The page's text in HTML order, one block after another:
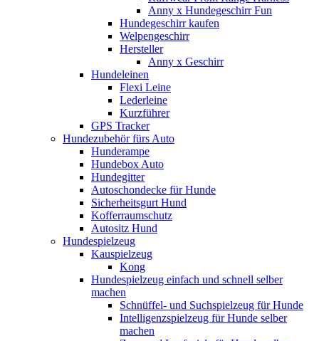
Anny x Hundegeschirr Fun
Hundegeschirr kaufen
Welpengeschirr
Hersteller
Anny x Geschirr
Hundeleinen
Flexi Leine
Lederleine
Kurzführer
GPS Tracker
Hundezubehör fürs Auto
Hunderampe
Hundebox Auto
Hundegitter
Autoschondecke für Hunde
Sicherheitsgurt Hund
Kofferraumschutz
Autositz Hund
Hundespielzeug
Kauspielzeug
Kong
Hundespielzeug einfach und schnell selber
machen
Schnüffel- und Suchspielzeug für Hunde
Intelligenzspielzeug für Hunde selber
machen